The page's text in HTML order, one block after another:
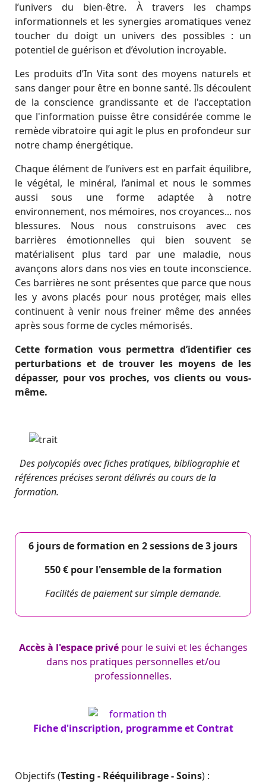
l’univers du bien-être. À travers les champs
informationnels et les synergies aromatiques venez
toucher du doigt un univers des possibles : un
potentiel de guérison et d’évolution incroyable.
Les produits d’In Vita sont des moyens naturels et
sans danger pour être en bonne santé. Ils découlent
de la conscience grandissante et de l'acceptation
que l'information puisse être considérée comme le
remède vibratoire qui agit le plus en profondeur sur
notre champ énergétique.
Chaque élément de l’univers est en parfait équilibre,
le végétal, le minéral, l’animal et nous le sommes
aussi sous une forme adaptée à notre
environnement, nos mémoires, nos croyances... nos
blessures. Nous nous construisons avec ces
barrières émotionnelles qui bien souvent se
matérialisent plus tard par une maladie, nous
avançons alors dans nos vies en toute inconscience.
Ces barrières ne sont présentes que parce que nous
les y avons placés pour nous protéger, mais elles
continuent à venir nous freiner même des années
après sous forme de cycles mémorisés.
Cette formation vous permettra d’identifier ces
perturbations et de trouver les moyens de les
dépasser, pour vos proches, vos clients ou vous-
même.
Des polycopiés avec fiches pratiques, bibliographie et
références précises seront délivrés au cours de la
formation.
6 jours de formation en 2 sessions de 3 jours
550 € pour l'ensemble de la formation
Facilités de paiement sur simple demande.
Accès à l'espace privépour le suivi et les échanges
dans nos pratiques personnelles et/ou
professionnelles.
Fiche d'inscription, programme et Contrat
Objectifs (Testing - Rééquilibrage - Soins) :